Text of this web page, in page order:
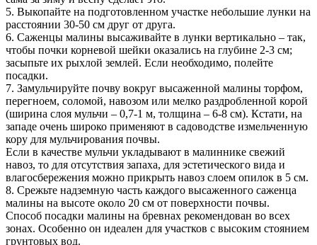
5. Выкопайте на подготовленном участке небольшие лунки на
расстоянии 30-50 см друг от друга.
6. Саженцы малины высаживайте в лунки вертикально – так,
чтобы почки корневой шейки оказались на глубине 2-3 см;
засыпьте их рыхлой землей. Если необходимо, полейте
посадки.
7. Замульчируйте почву вокруг высаженной малины торфом,
перегноем, соломой, навозом или мелко раздробленной корой
(ширина слоя мульчи – 0,7-1 м, толщина – 6-8 см). Кстати, на
западе очень широко применяют в садоводстве измельченную
кору для мульчирования почвы.
Если в качестве мульчи укладывают в малиннике свежий
навоз, то для отсутствия запаха, для эстетического вида и
влагосбережения можно прикрыть навоз слоем опилок в 5 см.
8. Срежьте надземную часть каждого высаженного саженца
малины на высоте около 20 см от поверхности почвы.
Способ посадки малины на бревнах рекомендован во всех
зонах. Особенно он идеален для участков с высоким стоянием
грунтовых вод.